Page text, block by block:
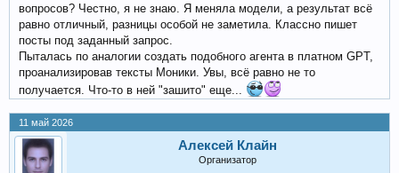
вопросов? Честно, я не знаю. Я меняла модели, а результат всё
равно отличный, разницы особой не заметила. Классно пишет
посты под заданный запрос.
Пыталась по аналогии создать подобного агента в платном GPT,
проанализировав тексты Моники. Увы, всё равно не то
получается. Что-то в ней "зашито" еще...
11 май 2026
Алексей Клайн
Организатор